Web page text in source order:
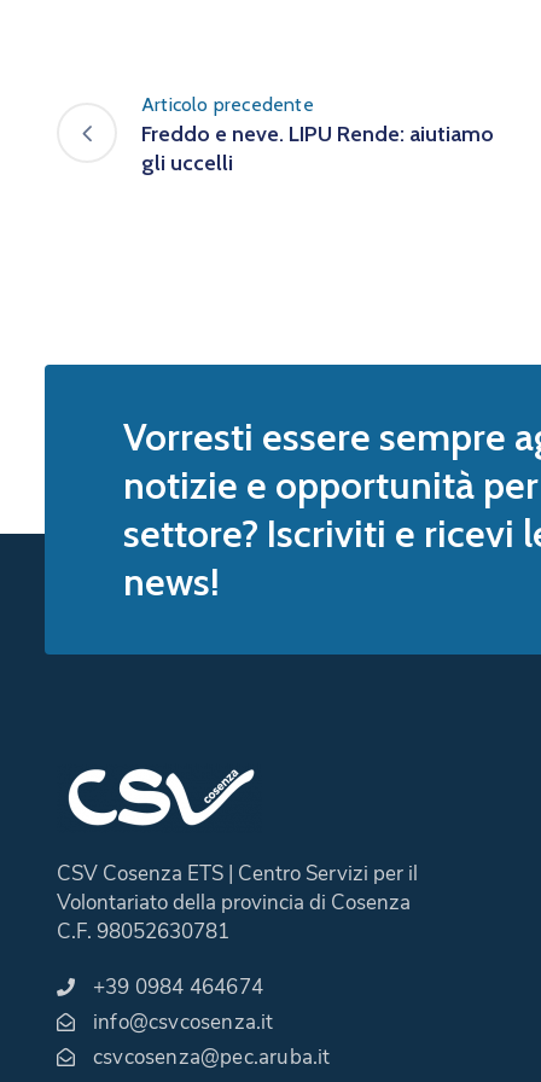
Articolo precedente
Freddo e neve. LIPU Rende: aiutiamo
gli uccelli
Vorresti essere sempre
notizie e opportunità
settore? Iscriviti e ricevi
news!
CSV Cosenza ETS | Centro Servizi per il
Volontariato della provincia di Cosenza
C.F. 98052630781
+39 0984 464674
info@csvcosenza.it
csvcosenza@pec.aruba.it